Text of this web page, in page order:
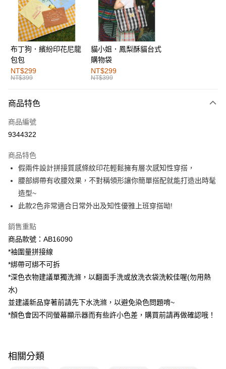
LINE Pay
街口支付
運送方式
全家取貨付款
每筆NT$60，滿NT$1,000(含以上)免運費
付款後全家取貨
萊爾富取貨付款
付款後萊爾富取貨
每筆NT$60，滿NT$1,000(含以上)免運費
7-11取貨付款
每筆NT$60，滿NT$1,000(含以上)免運費
付款後7-11取貨
每筆NT$60，滿NT$1,000(含以上)免運費
宅配
每筆NT$120，滿NT$1,000(含以上)免運費
付款後門市自取
每筆NT$60，滿NT$1,000(含以上)免運費
海外配送-歐美地區
布丁狗．繽紛印花尼龍
包包
NT$299
NT$399
貓小姐．鳳梨酥貓台式
購物袋
NT$299
NT$399
商品特色
商品編號
9344322
商品特色
假兩件設計拼接質感條紋印花輕鬆擁有層次感知性穿搭，
腰部綁帶有收腰效果，不對稱領形讓你簡單搭配就能打造出時髦
造型~
此款2色非常適合日常外出及知性優雅上班穿搭呦!
銷售重點
商品款號：AB16090
*袖圍量拼接線
*綁帶可綁不可拆
*深色衣物建議單獨洗滌，以翻面手洗或放洗衣袋洗較佳喔(勿用熱
水)
並建議新品穿著前請先下水洗滌，以避免染色問題唷~
*顏色會因不同螢幕顯示器而有些許小色差，購買前請再做確認哦！
相關分類